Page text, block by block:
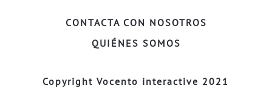
CONTACTA CON NOSOTROS
QUIÉNES SOMOS
Copyright Vocento interactive 2021